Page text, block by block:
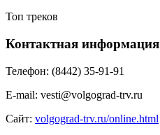
Топ треков
Контактная информация
Телефон: (8442) 35-91-91
E-mail: vesti@volgograd-trv.ru
Сайт: volgograd-trv.ru/online.html